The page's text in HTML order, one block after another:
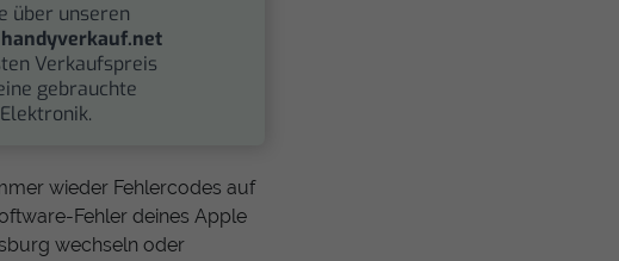
über unseren
handyverkauf.net
Verkaufspreis
gebrauchte
Elektronik.
wieder Fehlercodes auf
Fehler deines Apple
wechseln oder